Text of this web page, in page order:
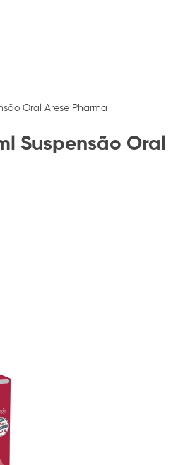
Oral Arese Pharma
Suspensão Oral